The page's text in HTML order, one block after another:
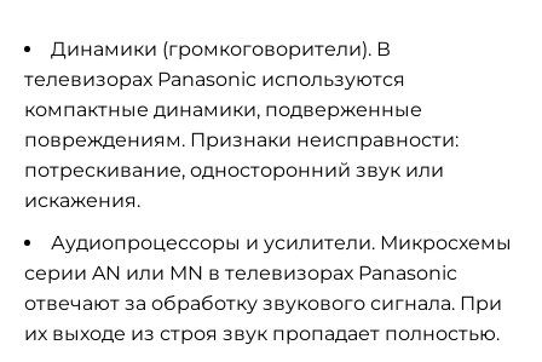
Динамики (громкоговорители). В
телевизорах Panasonic используются
компактные динамики, подверженные
повреждениям. Признаки неисправности:
потрескивание, односторонний звук или
искажения.
Аудиопроцессоры и усилители. Микросхемы
серии AN или MN в телевизорах Panasonic
отвечают за обработку звукового сигнала. При
их выходе из строя звук пропадает полностью.